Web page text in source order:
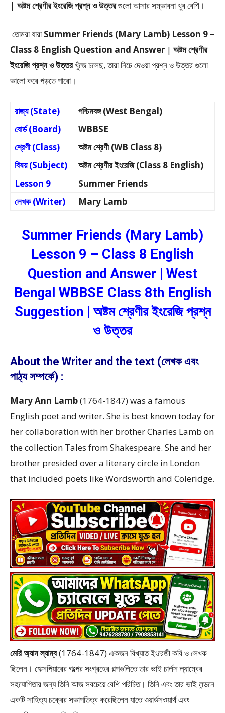
| অষ্টম শ্রেণীর ইংরেজি প্রশ্ন ও উত্তরগুলো আসার সম্ভাবনা খুব বেশি।
তোমরা যারাSummer Friends (Mary Lamb) Lesson 9 –
Class 8 English Question and Answer | অষ্টম শ্রেণীর
ইংরেজি প্রশ্ন ও উত্তরখুঁজে চলেছ, তারা নিচে দেওয়া প্রশ্ন ও উত্তর গুলো
ভালো করে পড়তে পারো।
রাজ্য (State)
পশ্চিমবঙ্গ (West Bengal)
বোর্ড (Board)
WBBSE
শ্রেণী (Class)
অষ্টম শ্রেণী (WB Class 8)
বিষয় (Subject)
অষ্টম শ্রেণীর ইংরেজি (Class 8 English)
Lesson 9
Summer Friends
লেখক (Writer)
Mary Lamb
Summer Friends (Mary Lamb)
Lesson 9 – Class 8 English
Question and Answer | West
Bengal WBBSE Class 8th English
Suggestion | অষ্টম শ্রেণীর ইংরেজি প্রশ্ন
ও উত্তর
About the Writer and the text (লেখক এবং
পাঠ্য সম্পর্কে) :
Mary Ann Lamb(1764-1847) was a famous
English poet and writer. She is best known today for
her collaboration with her brother Charles Lamb on
the collection Tales from Shakespeare. She and her
brother presided over a literary circle in London
that included poets like Wordsworth and Coleridge.
মেরি অ্যান ল্যাম্ব(1764-1847) একজন বিখ্যাত ইংরেজী কবি ও লেখক
ছিলেন। শেক্সপিয়ারের গল্পের সংগ্রহের গল্পগুলিতে তার ভাই চার্লস ল্যাম্বের
সহযোগিতার জন্য তিনি আজ সবচেয়ে বেশি পরিচিত। তিনি এবং তার ভাই লন্ডনে
একটি সাহিত্য চক্রের সভাপতিত্ব করেছিলেন যাতে ওয়ার্ডসওয়ার্থ এবং